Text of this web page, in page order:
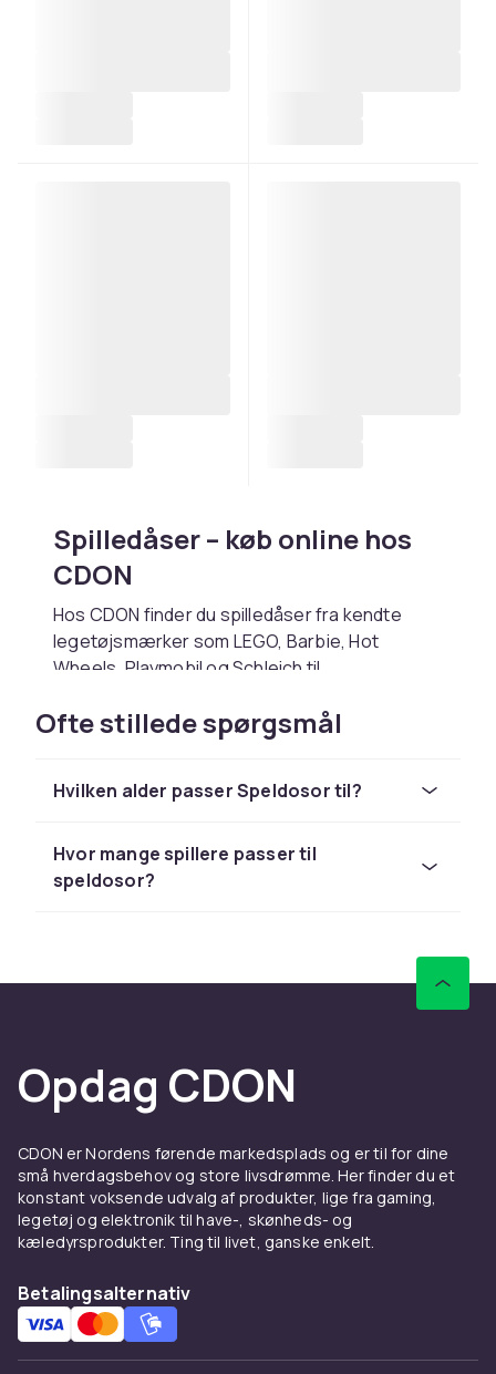
Spilledåser – køb online hos
CDON
Hos CDON finder du spilledåser fra kendte
legetøjsmærker som LEGO, Barbie, Hot
Wheels, Playmobil og Schleich til
leder efter en fødselsdagsgave, julegave eller
bare vil glæde et barn, finder du det rigtige hos
Vælg spilledåser baseret på barnets alder og
emballagen. Hos CDON handler du trygt med
hurtig levering og nem returnering.
Barbie, Hot Wheels og Schleich til
konkurrencedygtige priser. Vi tilbyder hurtig
Hos CDON finder du spilledåser fra LEGO,
Barbie, Hot Wheels og Schleich til
levering og nem returnering.
Hos CDON finder du spilledåser fra LEGO,
Barbie, Hot Wheels og Schleich til
konkurrencedygtige priser. Vi tilbyder hurtig
Hos CDON finder du spilledåser fra LEGO,
Barbie, Hot Wheels og Schleich til
konkurrencedygtige priser. Vi tilbyder hurtig
Ofte stillede spørgsmål
Hvilken alder passer Speldosor til?
Hvor mange spillere passer til
speldosor?
Opdag CDON
CDON er Nordens førende markedsplads og er til for dine
små hverdagsbehov og store livsdrømme. Her finder du et
konstant voksende udvalg af produkter, lige fra gaming,
legetøj og elektronik til have-, skønheds- og
kæledyrsprodukter. Ting til livet, ganske enkelt.
Betalingsalternativ